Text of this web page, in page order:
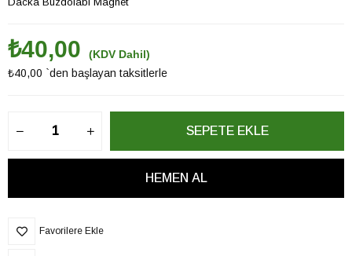
₺40,00
(KDV Dahil)
₺40,00 `den başlayan taksitlerle
Favorilere Ekle